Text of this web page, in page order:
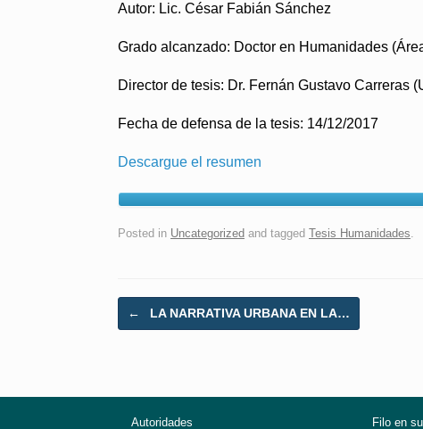
Autor: Lic. César Fabián Sánchez
Grado alcanzado: Doctor en Humanidades
Director de tesis: Dr. Fernán Gustavo Carreras
Fecha de defensa de la tesis: 14/12/2017
Descargue el resumen
Posted in Uncategorized and tagged Tesis Humanidades.
Post navigation
← LA NARRATIVA URBANA EN LA…
Autoridades Filo en